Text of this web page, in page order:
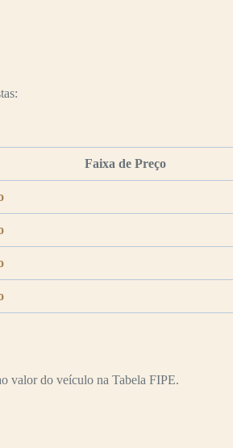
Faixa de Preço
valor do veículo na Tabela FIPE.